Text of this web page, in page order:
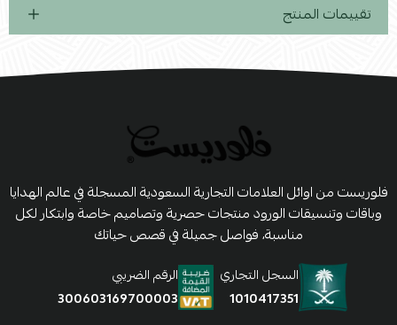
تقييمات المنتج
فلوريست من اوائل العلامات التجارية السعودية المسجلة في عالم الهدايا
وباقات وتنسيقات الورود منتجات حصرية وتصاميم خاصة وابتكار لكل
مناسبة، فواصل جميلة في قصص حياتك
السجل التجاري
1010417351
الرقم الضريبي
300603169700003